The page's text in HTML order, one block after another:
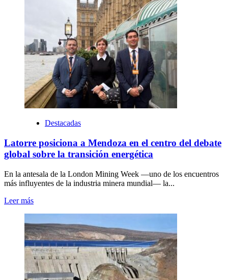
Destacadas
Latorre posiciona a Mendoza en el centro del debate
global sobre la transición energética
En la antesala de la London Mining Week —uno de los encuentros
más influyentes de la industria minera mundial— la...
Leer más